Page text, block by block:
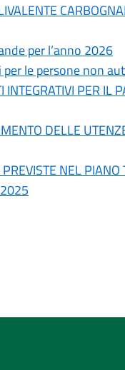
per l’anno 2026
per le persone non
PER IL
DELLE
NEL PIANO